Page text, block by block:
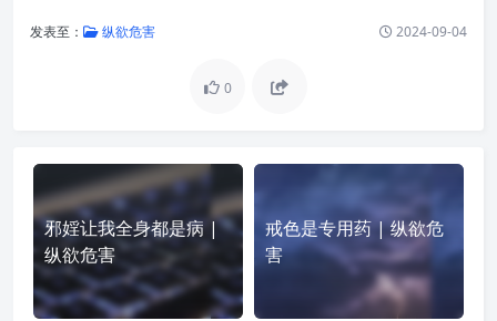
发表至： 纵欲危害 2024-09-04
0
邪婬让我全身都是病 |
纵欲危害
戒色是专用药 | 纵欲危
害